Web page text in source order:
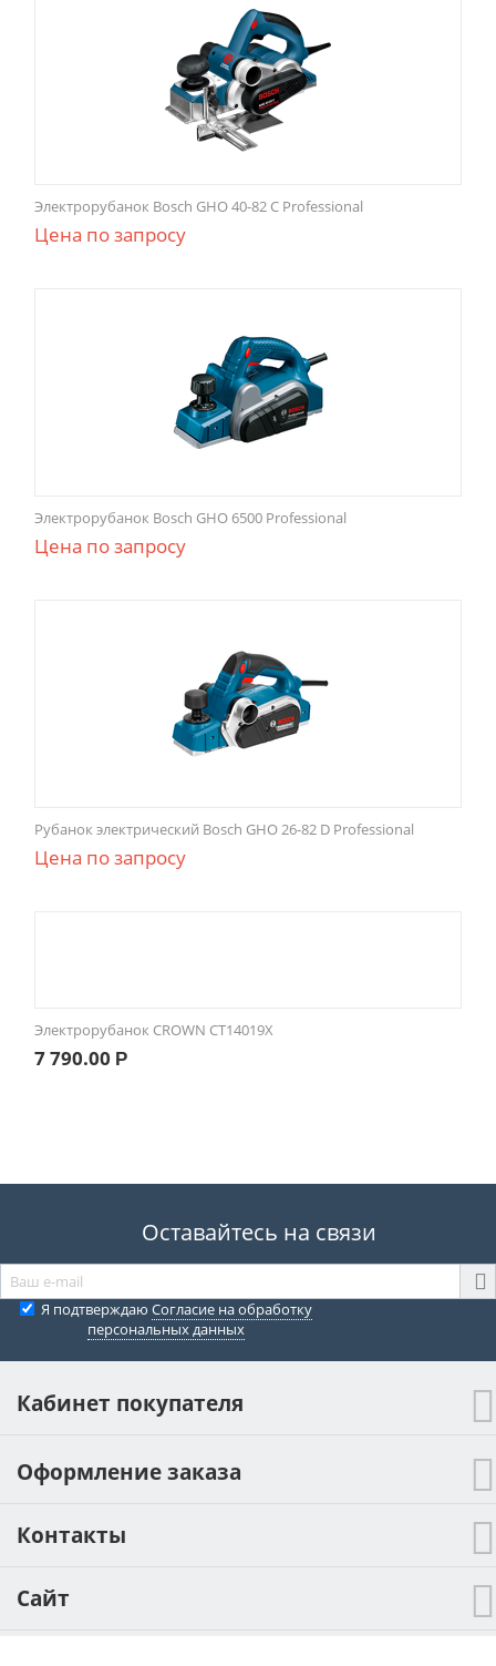
Электрорубанок Bosch GHO 40-82 C Professional
Цена по запросу
Электрорубанок Bosch GHO 6500 Professional
Цена по запросу
Рубанок электрический Bosch GHO 26-82 D Professional
Цена по запросу
Электрорубанок CROWN CT14019X
7 790.00 Р
Оставайтесь на связи
Я подтверждаю Согласие на обработку
персональных данных
Кабинет покупателя
Оформление заказа
Контакты
Сайт